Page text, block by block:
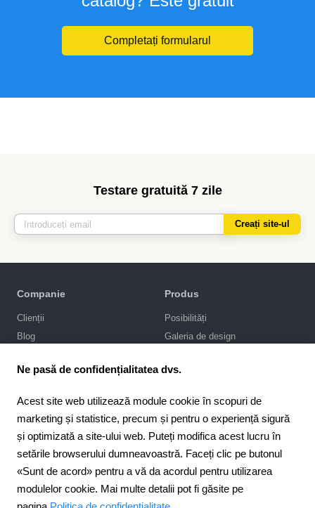
Completați formularul
Testare gratuită 7 zile
Creați site-ul
Companie
Clienții
Blog
Produs
Posibilități
Galeria de design
Integrări
Asistență
Portal de asistență
Scrie-ne în chat
Contract public
Ne pasă de confidențialitatea dvs.
Acest site web utilizează module cookie în scopuri de
marketing și statistice, precum și pentru o experiență sigură
și optimizată a site-ului web. Puteți modifica acest lucru în
setările browserului dumneavoastră. Faceți clic pe butonul
«Sunt de acord» pentru a vă da acordul pentru utilizarea
modulelor cookie. Mai multe detalii pot fi găsite pe